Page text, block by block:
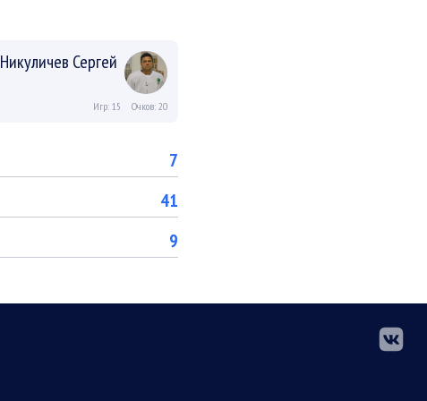
Никуличев Сергей
Игр: 15 Очков: 20
7
41
9